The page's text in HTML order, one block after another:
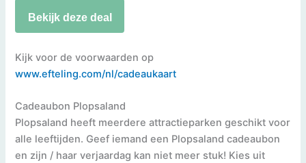
Bekijk deze deal
Kijk voor de voorwaarden op
www.efteling.com/nl/cadeaukaart
Cadeaubon Plopsaland
Plopsaland heeft meerdere attractieparken geschikt voor
alle leeftijden. Geef iemand een Plopsaland cadeaubon
en zijn / haar verjaardag kan niet meer stuk! Kies uit